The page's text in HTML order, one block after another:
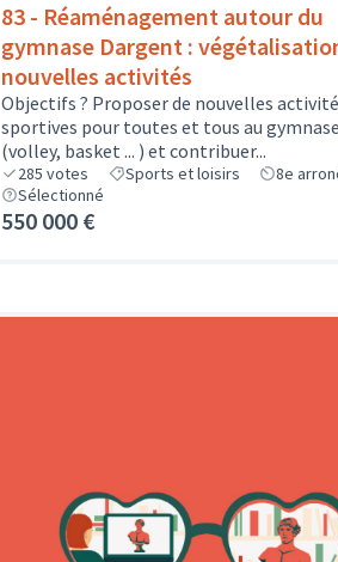
83 - Réaménagement autour du
gymnase Dargent :
nouvelles activités
Objectifs ? Proposer de nouvelles
sportives pour toutes et tous au
(volley, basket ... ) et contribuer...
285 votes Sports et loisirs
8e
Sélectionné
550 000 €